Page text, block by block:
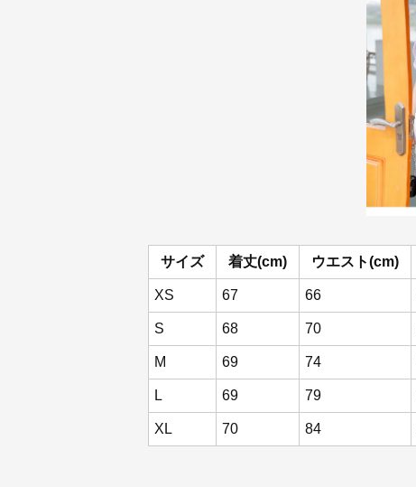
サイズ 着丈(cm) ウエスト(cm)
XS 67 66
S 68 70
M 69 74
L 69 79
XL 70 84